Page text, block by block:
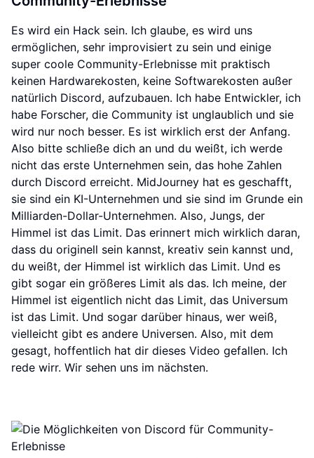
Es wird ein Hack sein. Ich glaube, es wird uns
ermöglichen, sehr improvisiert zu sein und einige
super coole Community-Erlebnisse mit praktisch
keinen Hardwarekosten, keine Softwarekosten außer
natürlich Discord, aufzubauen. Ich habe Entwickler, ich
habe Forscher, die Community ist unglaublich und sie
wird nur noch besser. Es ist wirklich erst der Anfang.
Also bitte schließe dich an und du weißt, ich werde
nicht das erste Unternehmen sein, das hohe Zahlen
durch Discord erreicht. MidJourney hat es geschafft,
sie sind ein KI-Unternehmen und sie sind im Grunde ein
Milliarden-Dollar-Unternehmen. Also, Jungs, der
Himmel ist das Limit. Das erinnert mich wirklich daran,
dass du originell sein kannst, kreativ sein kannst und,
du weißt, der Himmel ist wirklich das Limit. Und es
gibt sogar ein größeres Limit als das. Ich meine, der
Himmel ist eigentlich nicht das Limit, das Universum
ist das Limit. Und sogar darüber hinaus, wer weiß,
vielleicht gibt es andere Universen. Also, mit dem
gesagt, hoffentlich hat dir dieses Video gefallen. Ich
rede wirr. Wir sehen uns im nächsten.